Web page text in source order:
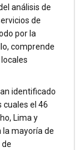
análisis de
de
por la
comprende
identificado
cuales el 46
Lima y
la mayoría de